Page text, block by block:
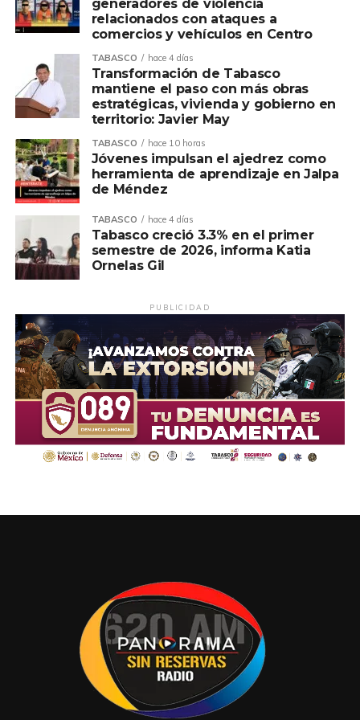
Asimismo, afirmó que la política de Pemex entiende que
el desarrollo no solo se mide por la actividad productiva,
sino también por el bienestar de las personas y de las
comunidades que, durante décadas, han contribuido al
crecimiento de la industria energética de nuestro país.
refleja en acciones concretas que generan bienestar y
demuestran que la colaboración entre instituciones puede
traducirse en resultados que transforman la vida del
Finalmente, reiteró que el Gobierno de Comalcalco
siempre estará abierto a construir acuerdos, sumar
voluntades y aprovechar cada oportunidad para mejorar
la calidad de vida de las familias, porque los grandes retos
se enfrentan trabajando en equipo, con responsabilidad,
diálogo y compromiso.
Compartir en:
generadores de violencia
relacionados con ataques a
comercios y vehículos en Centro
TABASCO hace 4 días
Transformación de Tabasco
mantiene el paso con más obras
estratégicas, vivienda y gobierno en
territorio: Javier May
TABASCO hace 10 horas
Jóvenes impulsan el ajedrez como
herramienta de aprendizaje en Jalpa
de Méndez
TABASCO hace 4 días
Tabasco creció 3.3% en el primer
semestre de 2026, informa Katia
Ornelas Gil
PUBLICIDAD